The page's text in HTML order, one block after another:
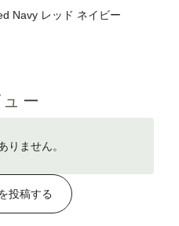
Navy レッド ネイビー
ー
りません。
投稿する